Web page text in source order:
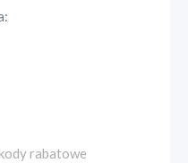
:
rabatowe